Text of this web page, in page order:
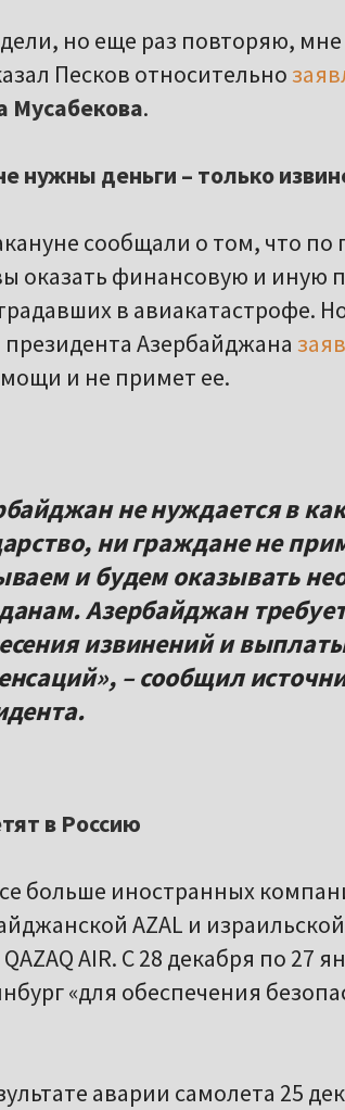
но еще раз повторяю, мне
Песков относительно
Мусабекова.
нужны деньги – только
сообщали о том, что по
оказать финансовую и иную
в авиакатастрофе.
Азербайджана
и не примет ее.
не нуждается в
ни граждане не
и будем оказывать
Азербайджан
извинений и
– сообщил
в Россию
больше иностранных
AZAL и
AIR. С 28 декабря по 27
«для обеспечения
аварии самолета 25